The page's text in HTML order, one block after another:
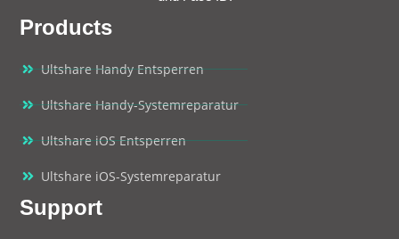
Products
Ultshare Handy Entsperren
Ultshare Handy-Systemreparatur
Ultshare iOS Entsperren
Ultshare iOS-Systemreparatur
Support